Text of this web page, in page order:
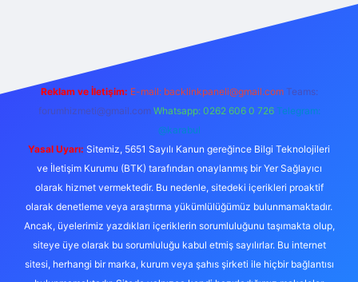
Reklam ve İletişim: E-mail: backlinkpaneli@gmail.com Teams:
forumhizmeti@gmail.com Whatsapp: 0262 606 0 726 Telegram:
@karabul
Yasal Uyarı: Sitemiz, 5651 Sayılı Kanun gereğince Bilgi Teknolojileri
ve İletişim Kurumu (BTK) tarafından onaylanmış bir Yer Sağlayıcı
olarak hizmet vermektedir. Bu nedenle, sitedeki içerikleri proaktif
olarak denetleme veya araştırma yükümlülüğümüz bulunmamaktadır.
Ancak, üyelerimiz yazdıkları içeriklerin sorumluluğunu taşımakta olup,
siteye üye olarak bu sorumluluğu kabul etmiş sayılırlar. Bu internet
sitesi, herhangi bir marka, kurum veya şahıs şirketi ile hiçbir bağlantısı